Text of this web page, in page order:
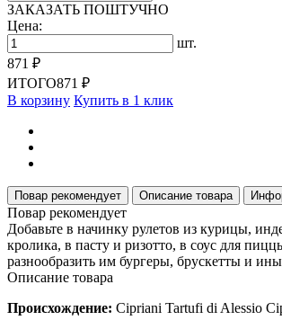
ЗАКАЗАТЬ ПОШТУЧНО
Цена:
шт.
871 ₽
ИТОГО871 ₽
В корзину Купить в 1 клик
Повар рекомендует Описание товара
Повар рекомендует
Добавьте в начинку рулетов из курицы,
кролика, в пасту и ризотто, в соус для
разнообразить им бургеры, брускетты и
Описание товара
Происхождение: Cipriani Tartufi di Alessio